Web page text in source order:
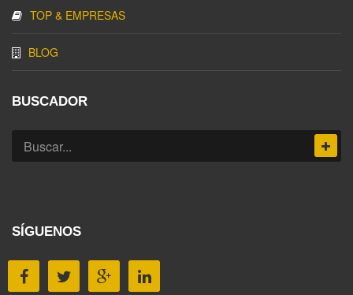
TOP & EMPRESAS
BLOG
BUSCADOR
SÍGUENOS